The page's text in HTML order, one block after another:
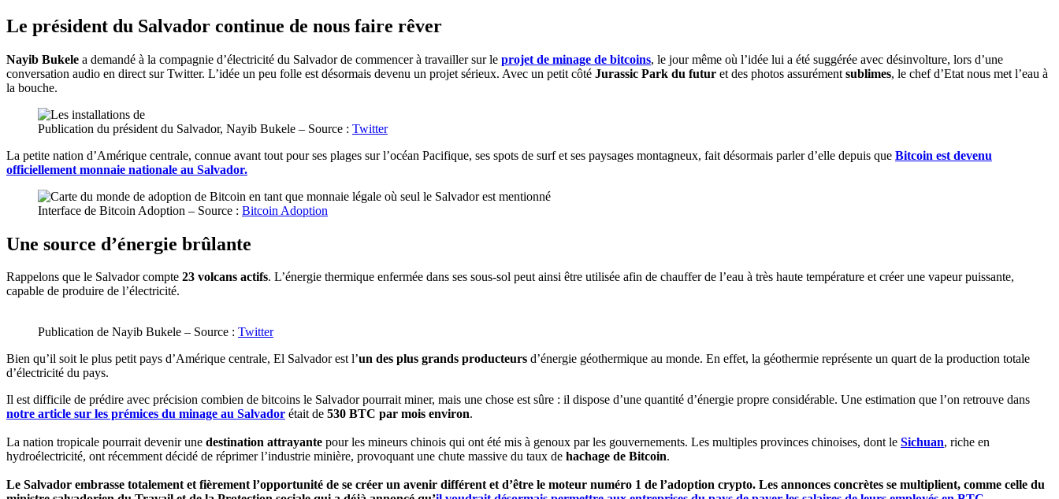
Le président du Salvador continue de nous faire rêver
Nayib Bukele a demandé à la compagnie d’électricité du Salvador de commencer à travailler sur le projet de minage de bitcoins, le jour même où l’idée lui a été suggérée avec désinvolture, lors d’une
conversation audio en direct sur Twitter. L’idée un peu folle est désormais devenu un projet sérieux. Avec un petit côté Jurassic Park du futur et des photos assurément sublimes, le chef d’Etat nous met l’eau à
la bouche.
Publication du président du Salvador, Nayib Bukele – Source : Twitter
La petite nation d’Amérique centrale, connue avant tout pour ses plages sur l’océan Pacifique, ses spots de surf et ses paysages montagneux, fait désormais parler d’elle depuis que Bitcoin est devenu
officiellement monnaie nationale au Salvador.
Interface de Bitcoin Adoption – Source : Bitcoin Adoption
Une source d’énergie brûlante
Rappelons que le Salvador compte 23 volcans actifs. L’énergie thermique enfermée dans ses sous-sol peut ainsi être utilisée afin de chauffer de l’eau à très haute température et créer une vapeur puissante,
capable de produire de l’électricité.
Publication de Nayib Bukele – Source : Twitter
Bien qu’il soit le plus petit pays d’Amérique centrale, El Salvador est l’un des plus grands producteurs d’énergie géothermique au monde. En effet, la géothermie représente un quart de la production totale
d’électricité du pays.
Il est difficile de prédire avec précision combien de bitcoins le Salvador pourrait miner, mais une chose est sûre : il dispose d’une quantité d’énergie propre considérable. Une estimation que l’on retrouve dans
notre article sur les prémices du minage au Salvador était de 530 BTC par mois environ.
La nation tropicale pourrait devenir une destination attrayante pour les mineurs chinois qui ont été mis à genoux par les gouvernements. Les multiples provinces chinoises, dont le Sichuan, riche en
hydroélectricité, ont récemment décidé de réprimer l’industrie minière, provoquant une chute massive du taux de hachage de Bitcoin.
Le Salvador embrasse totalement et fièrement l’opportunité de se créer un avenir différent et d’être le moteur numéro 1 de l’adoption crypto. Les annonces concrètes se multiplient, comme celle du